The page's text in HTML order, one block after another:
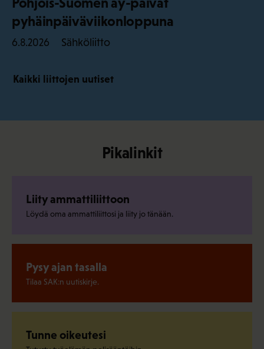
pyhäinpäiväviikonloppuna
6.8.2026 Sähköliitto
Kaikki liittojen uutiset
Pikalinkit
Liity ammattiliittoon
Löydä oma ammattiliittosi ja liity jo tänään.
Pysy ajan tasalla
Tilaa SAK:n uutiskirje.
Tunne oikeutesi